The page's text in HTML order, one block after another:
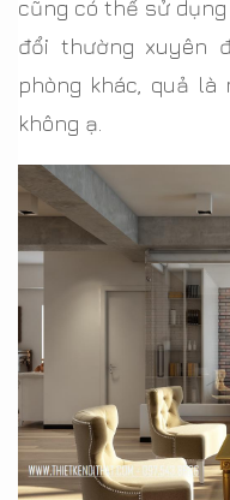
cũng có thể sử
đổi thường xuyên
phòng khác, quả
không ạ.